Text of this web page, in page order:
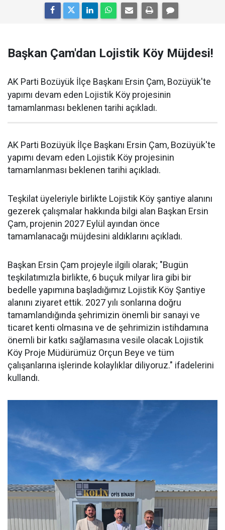
Başkan Çam'dan Lojistik Köy Müjdesi!
AK Parti Bozüyük İlçe Başkanı Ersin Çam, Bozüyük'te
yapımı devam eden Lojistik Köy projesinin
tamamlanması beklenen tarihi açıkladı.
AK Parti Bozüyük İlçe Başkanı Ersin Çam, Bozüyük'te
yapımı devam eden Lojistik Köy projesinin
tamamlanması beklenen tarihi açıkladı.
Teşkilat üyeleriyle birlikte Lojistik Köy şantiye alanını
gezerek çalışmalar hakkında bilgi alan Başkan Ersin
Çam, projenin 2027 Eylül ayından önce
tamamlanacağı müjdesini aldıklarını açıkladı.
Başkan Ersin Çam projeyle ilgili olarak; "Bugün
teşkilatımızla birlikte, 6 buçuk milyar lira gibi bir
bedelle yapımına başladığımız Lojistik Köy Şantiye
alanını ziyaret ettik. 2027 yılı sonlarına doğru
tamamlandığında şehrimizin önemli bir sanayi ve
ticaret kenti olmasına ve de şehrimizin istihdamına
önemli bir katkı sağlamasına vesile olacak Lojistik
Köy Proje Müdürümüz Orçun Beye ve tüm
çalışanlarına işlerinde kolaylıklar diliyoruz." ifadelerini
kullandı.